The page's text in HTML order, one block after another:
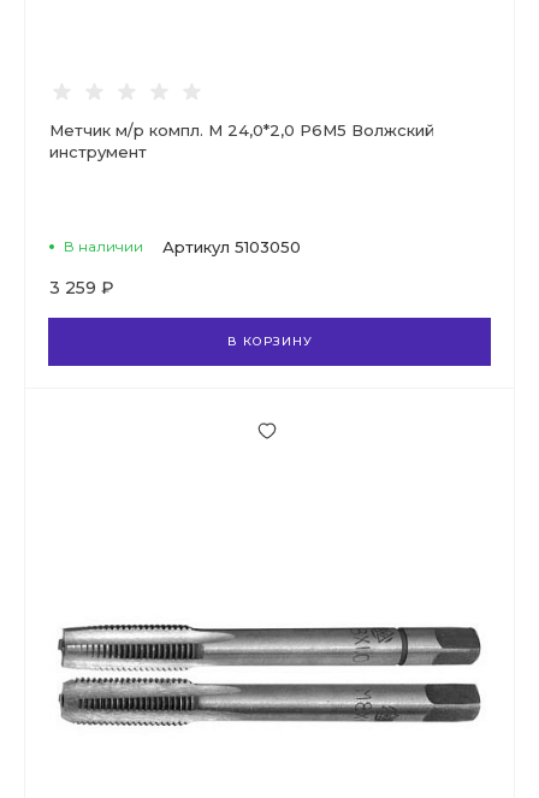
Метчик м/р компл. М 24,0*2,0 Р6М5 Волжский
инструмент
В наличии Артикул 5103050
3 259 ₽
В КОРЗИНУ